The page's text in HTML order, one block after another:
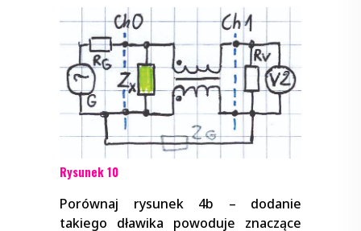
Rysunek 10
Porównaj rysunek 4b – dodanie
takiego dławika powoduje znaczące